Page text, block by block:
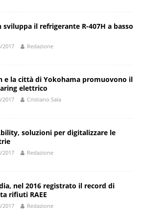
sviluppa il refrigerante R-407H a basso
2017 Redazione
e la città di Yokohama promuovono il
elettrico
2017 Cristiano Sala
soluzioni per digitalizzare le
2017 Redazione
nel 2016 registrato il record di
rifiuti RAEE
2017 Redazione